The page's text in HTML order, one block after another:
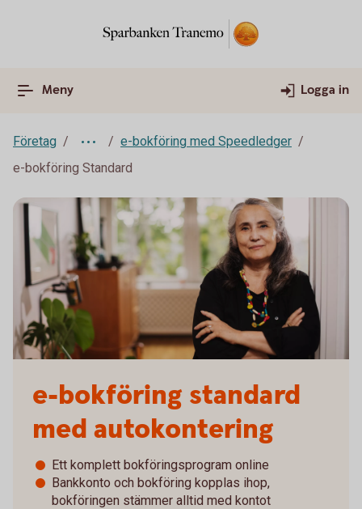
Meny Logga in
Företag
e-bokföring med Speedledger
e-bokföring Standard
e-bokföring standard
med autokontering
Ett komplett bokföringsprogram online
Bankkonto och bokföring kopplas ihop,
bokföringen stämmer alltid med kontot